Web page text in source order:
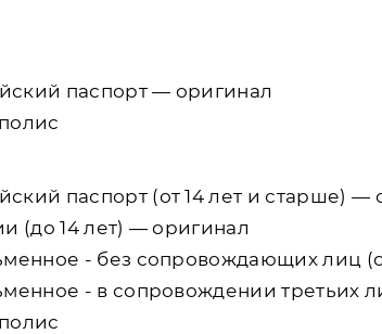
паспорт — оригинал
паспорт (от 14 лет и старше) —
(до 14 лет) — оригинал
- без сопровождающих лиц
- в сопровождении третьих